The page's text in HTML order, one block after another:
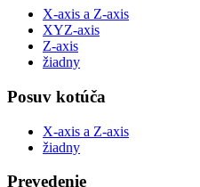
X-axis a Z-axis
XYZ-axis
Z-axis
žiadny
Posuv kotúča
X-axis a Z-axis
žiadny
Prevedenie